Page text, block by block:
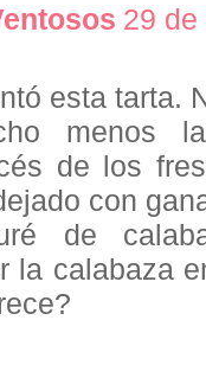
29
esta tarta.
menos
de los
con
de
la calabaza